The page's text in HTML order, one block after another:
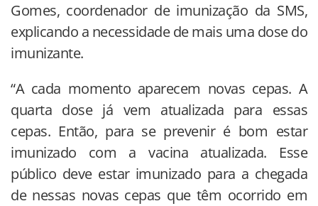
Gomes, coordenador de imunização da SMS,
explicando a necessidade de mais uma dose do
imunizante.
“A cada momento aparecem novas cepas. A
quarta dose já vem atualizada para essas
cepas. Então, para se prevenir é bom estar
imunizado com a vacina atualizada. Esse
público deve estar imunizado para a chegada
de nessas novas cepas que têm ocorrido em